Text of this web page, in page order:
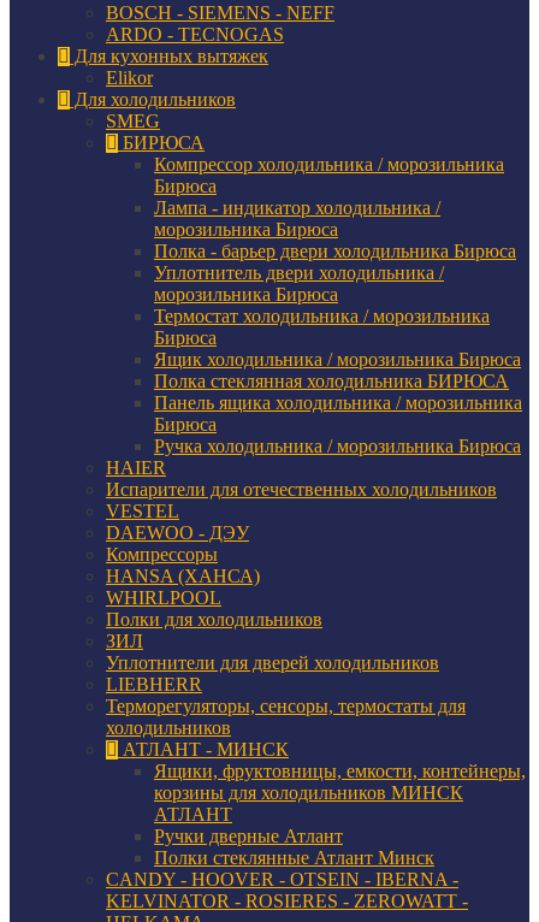
BOSCH - SIEMENS - NEFF
ARDO - TECNOGAS
Для кухонных вытяжек
Elikor
Для холодильников
SMEG
БИРЮСА
Компрессор холодильника / морозильника
Бирюса
Лампа - индикатор холодильника /
морозильника Бирюса
Полка - барьер двери холодильника Бирюса
Уплотнитель двери холодильника /
морозильника Бирюса
Термостат холодильника / морозильника
Бирюса
Ящик холодильника / морозильника Бирюса
Полка стеклянная холодильника БИРЮСА
Панель ящика холодильника / морозильника
Бирюса
Ручка холодильника / морозильника Бирюса
HAIER
Испарители для отечественных холодильников
VESTEL
DAEWOO - ДЭУ
Компрессоры
HANSA (ХАНСА)
WHIRLPOOL
Полки для холодильников
ЗИЛ
Уплотнители для дверей холодильников
LIEBHERR
Терморегуляторы, сенсоры, термостаты для
холодильников
АТЛАНТ - МИНСК
Ящики, фруктовницы, емкости, контейнеры,
корзины для холодильников МИНСК
АТЛАНТ
Ручки дверные Атлант
Полки стеклянные Атлант Минск
CANDY - HOOVER - OTSEIN - IBERNA -
KELVINATOR - ROSIERES - ZEROWATT -